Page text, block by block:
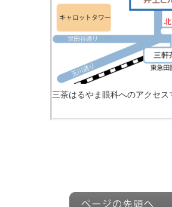
三茶はるやま眼科へのアクセス